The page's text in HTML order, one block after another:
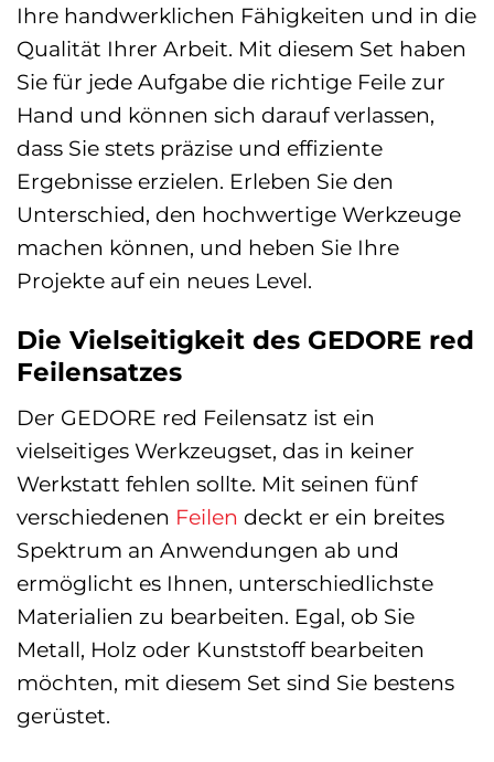
Ihre handwerklichen Fähigkeiten und in die
Qualität Ihrer Arbeit. Mit diesem Set haben
Sie für jede Aufgabe die richtige Feile zur
Hand und können sich darauf verlassen,
dass Sie stets präzise und effiziente
Ergebnisse erzielen. Erleben Sie den
Unterschied, den hochwertige Werkzeuge
machen können, und heben Sie Ihre
Projekte auf ein neues Level.
Die Vielseitigkeit des GEDORE red
Feilensatzes
Der GEDORE red Feilensatz ist ein
vielseitiges Werkzeugset, das in keiner
Werkstatt fehlen sollte. Mit seinen fünf
verschiedenen Feilen deckt er ein breites
Spektrum an Anwendungen ab und
ermöglicht es Ihnen, unterschiedlichste
Materialien zu bearbeiten. Egal, ob Sie
Metall, Holz oder Kunststoff bearbeiten
möchten, mit diesem Set sind Sie bestens
gerüstet.